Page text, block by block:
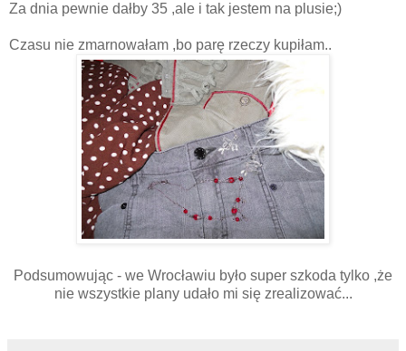
Za dnia pewnie dałby 35 ,ale i tak jestem na plusie;)
Czasu nie zmarnowałam ,bo parę rzeczy kupiłam..
Podsumowując - we Wrocławiu było super szkoda tylko ,że
nie wszystkie plany udało mi się zrealizować...